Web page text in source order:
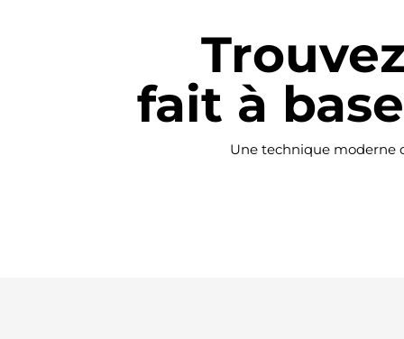
fait à
Une technique moderne